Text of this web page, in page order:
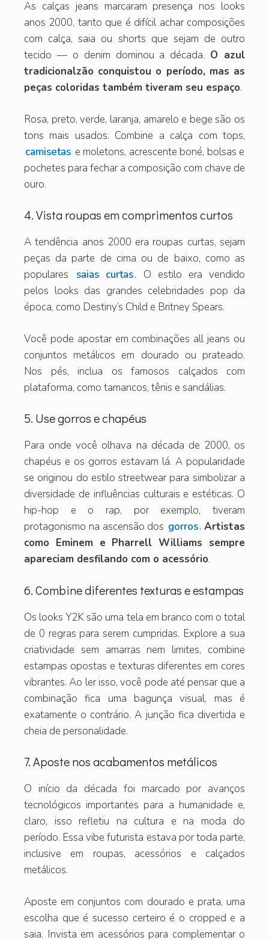
As calças jeans marcaram presença nos looks
anos 2000, tanto que é difícil achar composições
com calça, saia ou shorts que sejam de outro
tecido — o denim dominou a década. O azul
tradicionalzão conquistou o período, mas as
peças coloridas também tiveram seu espaço.
Rosa, preto, verde, laranja, amarelo e bege são os
tons mais usados. Combine a calça com tops,
camisetas e moletons, acrescente boné, bolsas e
pochetes para fechar a composição com chave de
ouro.
4. Vista roupas em comprimentos curtos
A tendência anos 2000 era roupas curtas, sejam
peças da parte de cima ou de baixo, como as
populares
saias curtas. O estilo era vendido
pelos looks das grandes celebridades pop da
época, como Destiny’s Child e Britney Spears.
Você pode apostar em combinações all jeans ou
conjuntos metálicos em dourado ou prateado.
Nos pés, inclua os famosos calçados com
plataforma, como tamancos, tênis e sandálias.
5. Use gorros e chapéus
Para onde você olhava na década de 2000, os
chapéus e os gorros estavam lá. A popularidade
se originou do estilo streetwear para simbolizar a
diversidade de influências culturais e estéticas. O
hip-hop e o rap, por exemplo, tiveram
protagonismo na ascensão dos gorros.Artistas
como Eminem e Pharrell Williams sempre
apareciam desfilando com o acessório.
6. Combine diferentes texturas e estampas
Os looks Y2K são uma tela em branco com o total
de 0 regras para serem cumpridas. Explore a sua
criatividade sem amarras nem limites, combine
estampas opostas e texturas diferentes em cores
vibrantes. Ao ler isso, você pode até pensar que a
combinação fica uma bagunça visual, mas é
exatamente o contrário. A junção fica divertida e
cheia de personalidade.
7. Aposte nos acabamentos metálicos
O início da década foi marcado por avanços
tecnológicos importantes para a humanidade e,
claro, isso refletiu na cultura e na moda do
período. Essa vibe futurista estava por toda parte,
inclusive em roupas, acessórios e calçados
metálicos.
Aposte em conjuntos com dourado e prata, uma
escolha que é sucesso certeiro é o cropped e a
saia. Invista em acessórios para complementar o